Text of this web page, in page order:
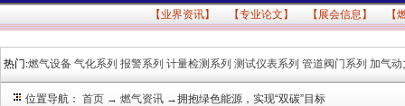
【业界资讯】 【专业论文 】 【 展会信息 】 【
热门:燃气设备 气化系列 报警系列 计量检测系列 测试仪表系列 管道阀门系列 加气动
位置导航： 首页 → 燃气资讯 →拥抱绿色能源，实现“双碳”目标